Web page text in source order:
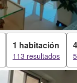
1 habitación
113 resultados